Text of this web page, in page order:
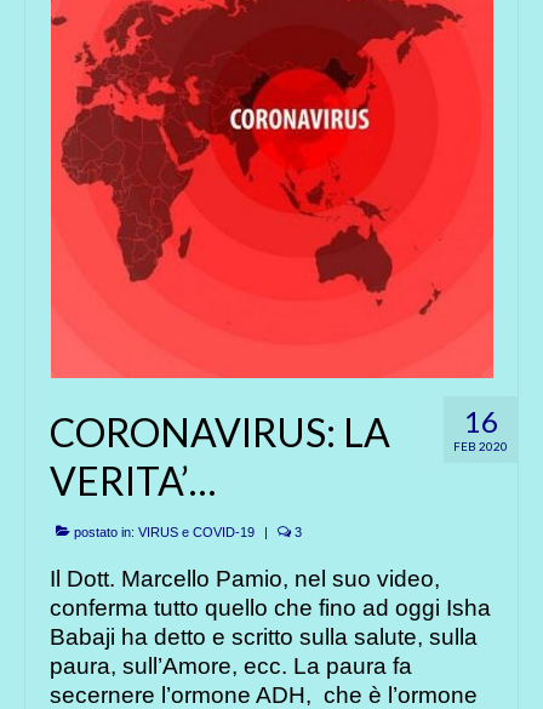
16
FEB 2020
CORONAVIRUS: LA
VERITA’…
postato in: VIRUS e COVID-19 | 3
Il Dott. Marcello Pamio, nel suo video,
conferma tutto quello che fino ad oggi Isha
Babaji ha detto e scritto sulla salute, sulla
paura, sull’Amore, ecc. La paura fa
secernere l’ormone ADH, che è l’ormone